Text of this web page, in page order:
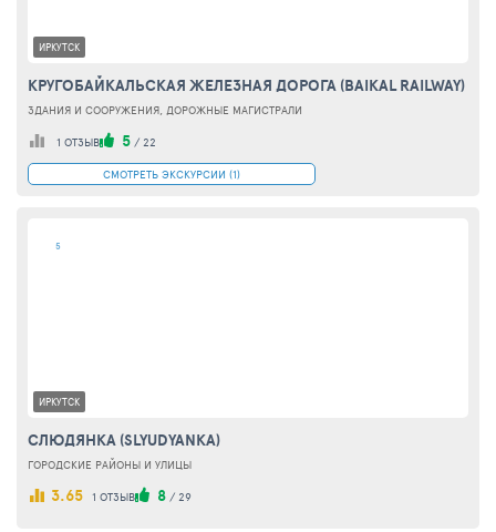
ИРКУТСК
КРУГОБАЙКАЛЬСКАЯ ЖЕЛЕЗНАЯ ДОРОГА (BAIKAL RAILWAY)
ЗДАНИЯ И СООРУЖЕНИЯ, ДОРОЖНЫЕ МАГИСТРАЛИ
1 ОТЗЫВ 5 / 22
СМОТРЕТЬ ЭКСКУРСИИ (1)
5
ИРКУТСК
CЛЮДЯНКА (SLYUDYANKA)
ГОРОДСКИЕ РАЙОНЫ И УЛИЦЫ
3.65 1 ОТЗЫВ 8 / 29